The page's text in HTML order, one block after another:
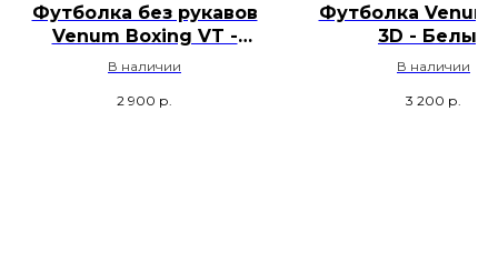
Футболка без рукавов
Venum Boxing VT -
Черный
В наличии
2 900 р.
Футболка Venum
3D - Белый
В наличии
3 200 р.